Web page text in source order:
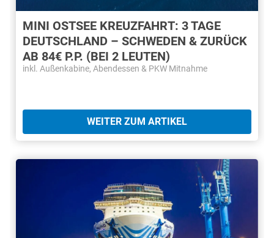
MINI OSTSEE KREUZFAHRT: 3 TAGE
DEUTSCHLAND – SCHWEDEN & ZURÜCK
AB 84€ P.P. (BEI 2 LEUTEN)
inkl. Außenkabine, Abendessen & PKW Mitnahme
WEITER ZUM ARTIKEL